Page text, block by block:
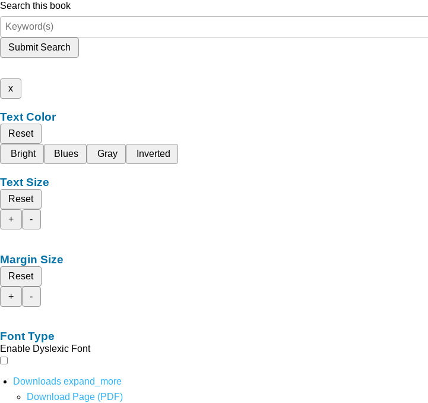
Search this book
Submit Search
x
Text Color
Reset
Bright
Blues Gray Inverted
Text Size
Reset
+
-
Margin Size
Reset
+
-
Font Type
Enable Dyslexic Font
Downloads expand_more
Download Page (PDF)